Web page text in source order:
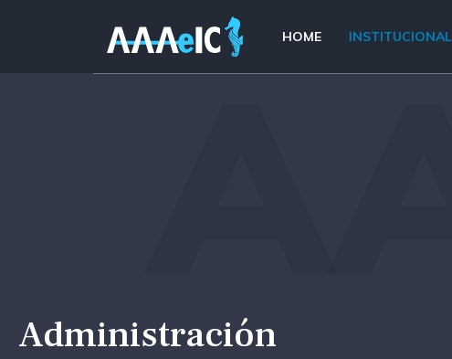
HOME INSTITUCIONAL
Administración